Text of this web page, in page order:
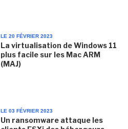
LE 20 FÉVRIER 2023
La virtualisation de Windows 11
plus facile sur les Mac ARM
(MAJ)
LE 03 FÉVRIER 2023
Un ransomware attaque les